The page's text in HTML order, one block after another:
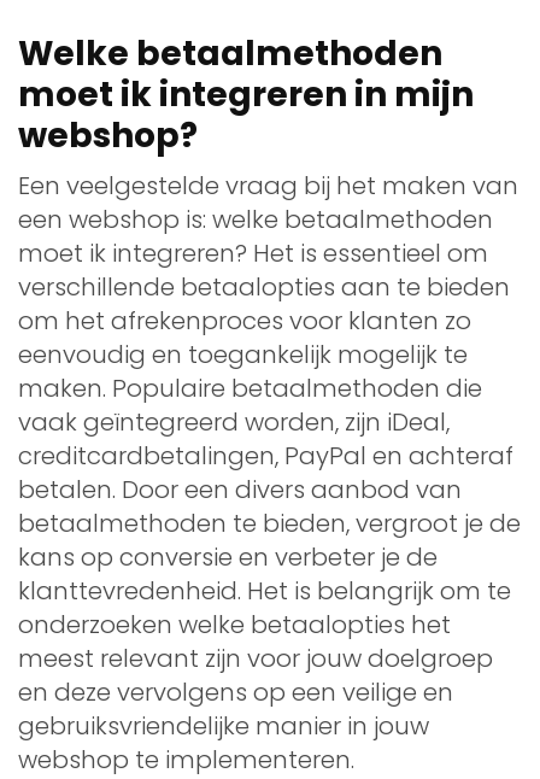
Welke betaalmethoden
moet ik integreren in mijn
webshop?
Een veelgestelde vraag bij het maken van
een webshop is: welke betaalmethoden
moet ik integreren? Het is essentieel om
verschillende betaalopties aan te bieden
om het afrekenproces voor klanten zo
eenvoudig en toegankelijk mogelijk te
maken. Populaire betaalmethoden die
vaak geïntegreerd worden, zijn iDeal,
creditcardbetalingen, PayPal en achteraf
betalen. Door een divers aanbod van
betaalmethoden te bieden, vergroot je de
kans op conversie en verbeter je de
klanttevredenheid. Het is belangrijk om te
onderzoeken welke betaalopties het
meest relevant zijn voor jouw doelgroep
en deze vervolgens op een veilige en
gebruiksvriendelijke manier in jouw
webshop te implementeren.